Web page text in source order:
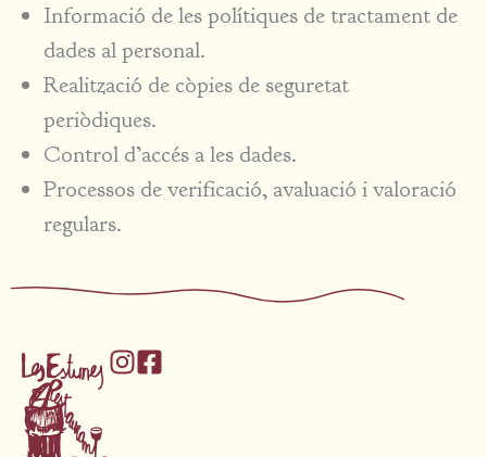
Informació de les polítiques de tractament de
dades al personal.
Realització de còpies de seguretat
periòdiques.
Control d’accés a les dades.
Processos de verificació, avaluació i valoració
regulars.